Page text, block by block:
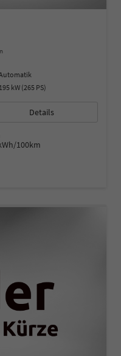
195 kW (265 PS)
Details
100km